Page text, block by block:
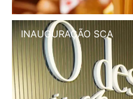
INAUGURAÇÃO SCA